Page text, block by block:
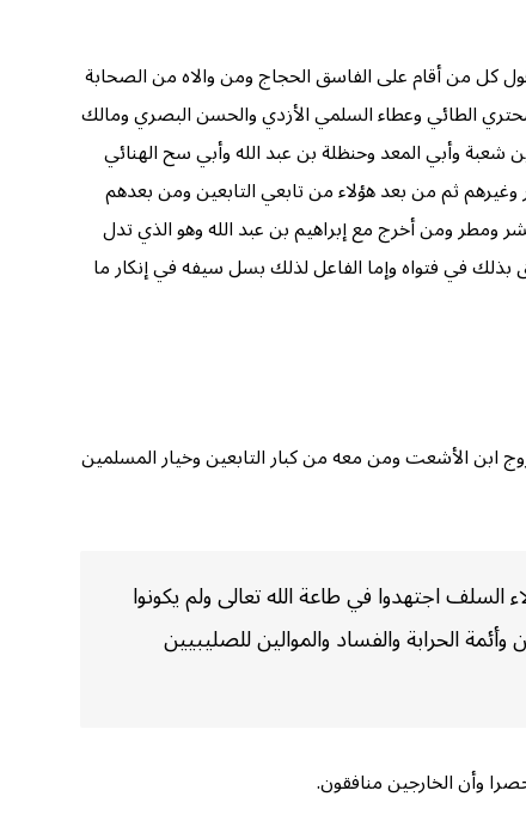
كل من أقام على الفاسق الحجاج ومن والاه من الصحابة
الطائي وعطاء السلمي الأزدي والحسن البصري ومالك
شعبة وأبي المعد وحنظلة بن عبد الله وأبي سح الهنائي
ثم من بعد هؤلاء من تابعي التابعين ومن بعدهم
ومطر ومن أخرج مع إبراهيم بن عبد الله وهو الذي تدل
في فتواه وإما الفاعل لذلك بسل سيفه في إنكار ما
ابن الأشعت ومن معه من كبار التابعين وخيار المسلمين
اجتهدوا في طاعة الله تعالى ولم يكونوا
الحرابة والفساد والموالين للصليبيين
وأن الخارجين منافقون.